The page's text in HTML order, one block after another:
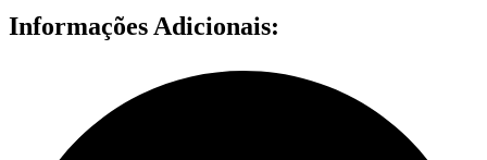
Informações Adicionais: